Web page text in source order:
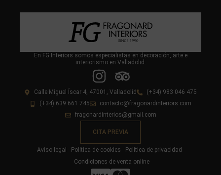
En FG Interiors somos especialistas en decoración, arte e
interiorismo en Valladolid.
Calle Miguel Íscar 4, 47001, Valladolid
(+34) 983 046 475
(+34) 639 661 745
contacto@fragonardinteriors.com
fragonardinterios@gmail.com
CITA PREVIA
Aviso legal Política de cookies
Política de privacidad
Condiciones de venta online